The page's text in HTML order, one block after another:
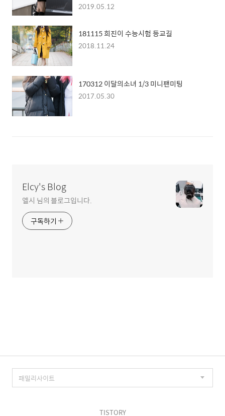
2019.05.12
181115 희진이 수능시험 등교길
2018.11.24
170312 이달의소녀 1/3 미니팬미팅
2017.05.30
Elcy's Blog
엘시 님의 블로그입니다.
구독하기
TISTORY